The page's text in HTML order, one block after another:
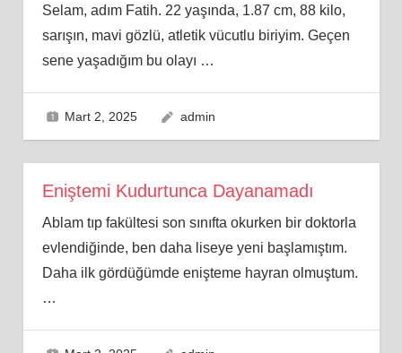
Selam, adım Fatih. 22 yaşında, 1.87 cm, 88 kilo,
sarışın, mavi gözlü, atletik vücutlu biriyim. Geçen
sene yaşadığım bu olayı …
Mart 2, 2025 admin
Eniştemi Kudurtunca Dayanamadı
Ablam tıp fakültesi son sınıfta okurken bir doktorla
evlendiğinde, ben daha liseye yeni başlamıştım.
Daha ilk gördüğümde enişteme hayran olmuştum.
…